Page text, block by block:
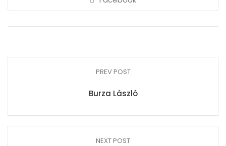
PREV POST
Burza László
NEXT POST